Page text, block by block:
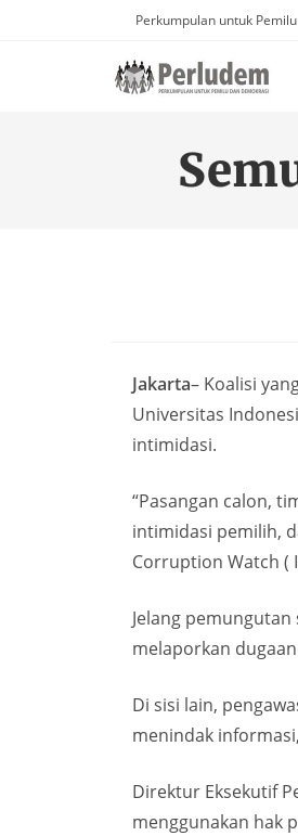
Perkumpulan untuk
Jakarta– Koalisi
Universitas
intimidasi.
“Pasangan calon,
intimidasi pemilih,
Corruption Watch (
Jelang
melaporkan
Di sisi lain,
menindak
Direktur Eksekutif
menggunakan hak